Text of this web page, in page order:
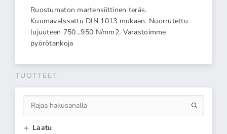
Ruostumaton martensiittinen teräs.
Kuumavalssattu DIN 1013 mukaan. Nuorrutettu
lujuuteen 750...950 N/mm2. Varastoimme
pyörötankoja
TUOTTEET
Laatu